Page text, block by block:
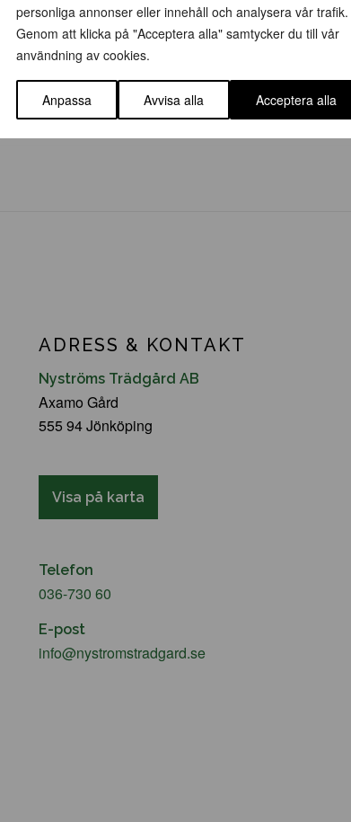
personliga annonser eller innehåll och analysera vår trafik.
Genom att klicka på "Acceptera alla" samtycker du till vår
användning av cookies.
Anpassa Avvisa alla Acceptera alla
ADRESS & KONTAKT
Nyströms Trädgård AB
Axamo Gård
555 94 Jönköping
Visa på karta
Telefon
036-730 60
E-post
info@nystromstradgard.se